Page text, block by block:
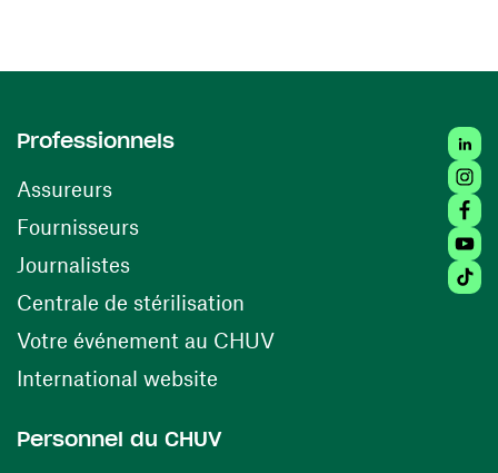
Professionnels
Assureurs
Fournisseurs(ouvre une nouvelle fenêtre)
Journalistes
Centrale de stérilisation (ouvre une nouvelle
Votre événement au CHUV(ouvre une nouvelle
International website
Personnel du CHUV